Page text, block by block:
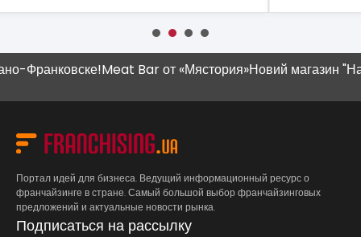
Meat Bar от «Мястория»Новий магазин "Наш
Портал идей для бизнеса. Ведущий информационный ресурс о
франчайзинге в стране. Самый большой выбор франчайзинговых
предложений и актуальные новости рынка.
Подписаться на рассылку